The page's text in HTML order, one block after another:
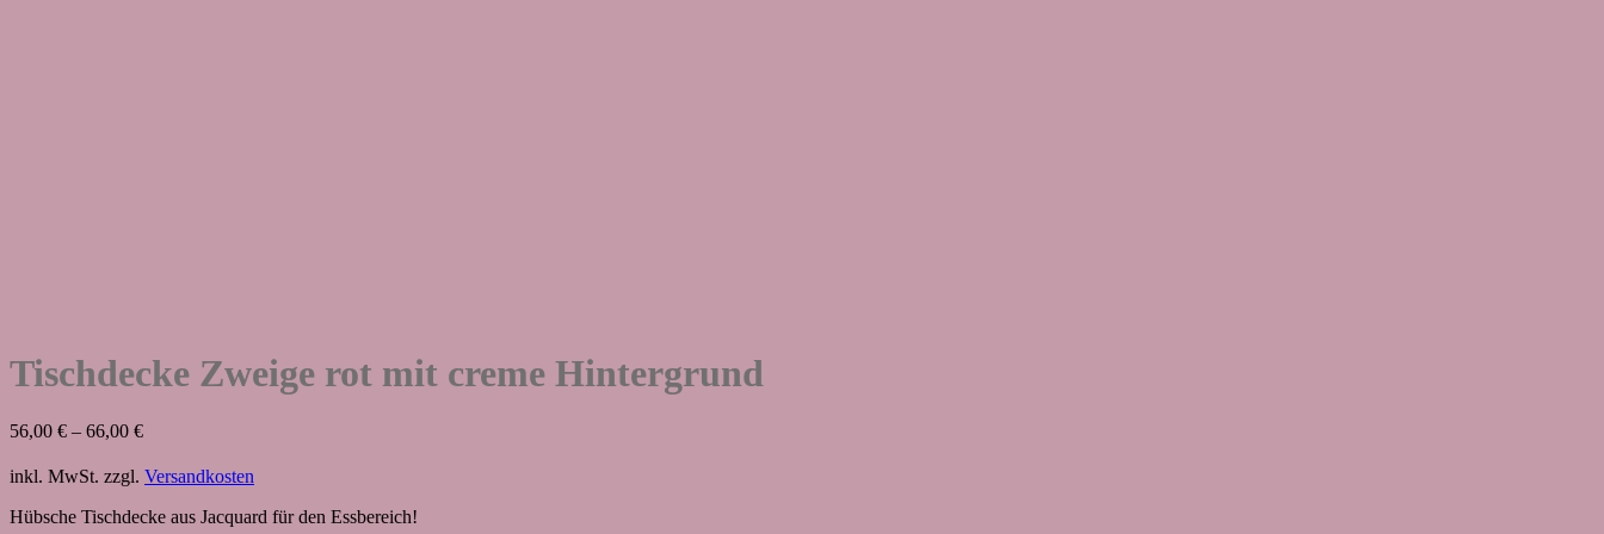
Tischdecke Zweige rot mit creme Hintergrund
56,00 € – 66,00 €
inkl. MwSt. zzgl. Versandkosten
Hübsche Tischdecke aus Jacquard für den Essbereich!